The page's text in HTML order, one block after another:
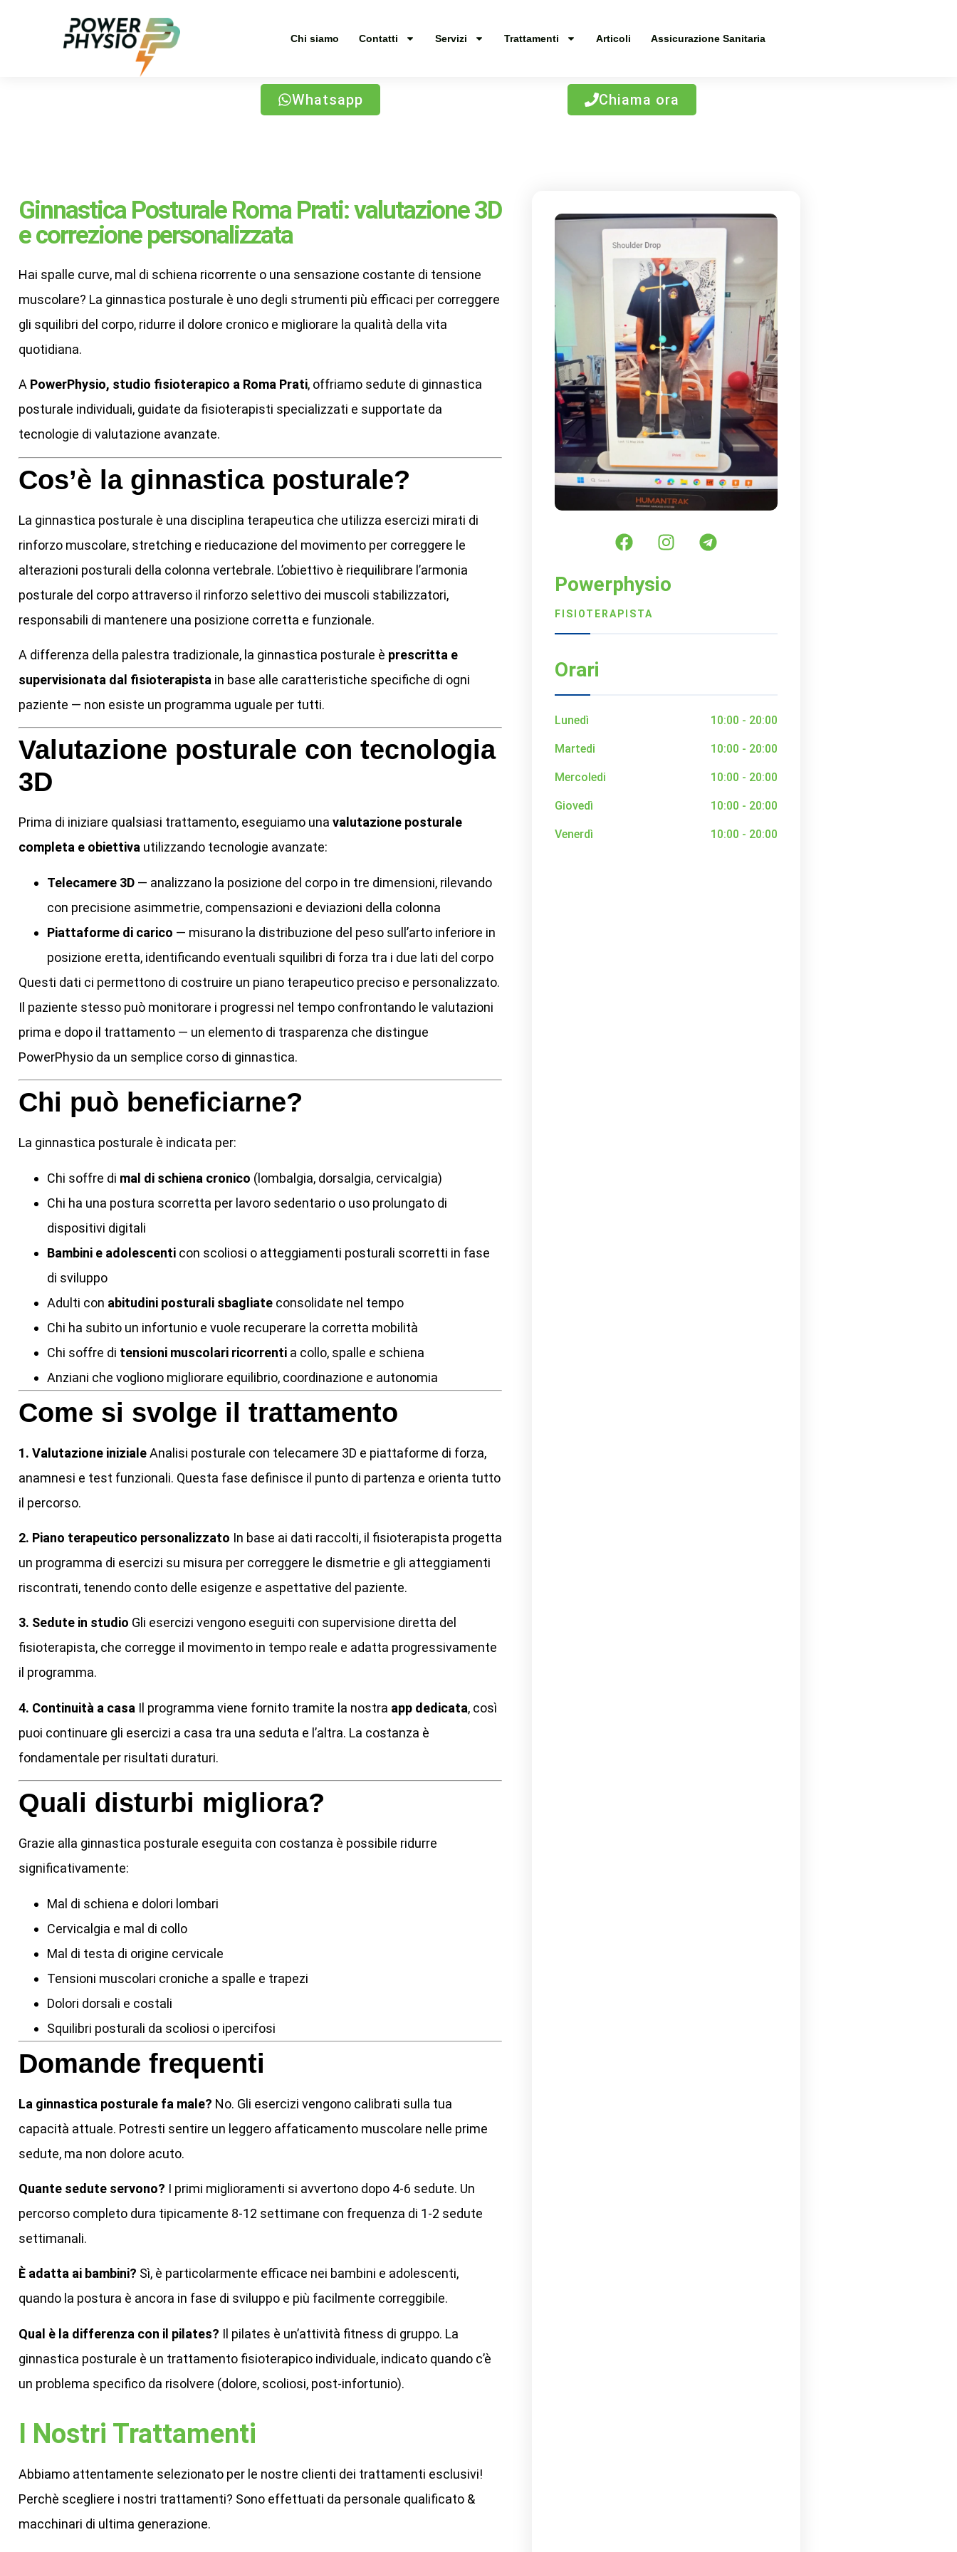
Chi siamo Contatti Servizi Trattamenti Articoli Assicurazione Sanitaria
Chiama ora
Whatsapp
Ginnastica Posturale Roma Prati: valutazione 3D
e correzione personalizzata
Hai spalle curve, mal di schiena ricorrente o una sensazione costante di tensione
muscolare? La ginnastica posturale è uno degli strumenti più efficaci per correggere
gli squilibri del corpo, ridurre il dolore cronico e migliorare la qualità della vita
quotidiana.
A PowerPhysio, studio fisioterapico a Roma Prati, offriamo sedute di ginnastica
posturale individuali, guidate da fisioterapisti specializzati e supportate da
tecnologie di valutazione avanzate.
Cos’è la ginnastica posturale?
La ginnastica posturale è una disciplina terapeutica che utilizza esercizi mirati di
rinforzo muscolare, stretching e rieducazione del movimento per correggere le
alterazioni posturali della colonna vertebrale. L’obiettivo è riequilibrare l’armonia
posturale del corpo attraverso il rinforzo selettivo dei muscoli stabilizzatori,
responsabili di mantenere una posizione corretta e funzionale.
A differenza della palestra tradizionale, la ginnastica posturale è prescritta e
supervisionata dal fisioterapista in base alle caratteristiche specifiche di ogni
paziente — non esiste un programma uguale per tutti.
Valutazione posturale con tecnologia
3D
Prima di iniziare qualsiasi trattamento, eseguiamo una valutazione posturale
completa e obiettiva utilizzando tecnologie avanzate:
Telecamere 3D — analizzano la posizione del corpo in tre dimensioni, rilevando
con precisione asimmetrie, compensazioni e deviazioni della colonna
Piattaforme di carico — misurano la distribuzione del peso sull’arto inferiore in
posizione eretta, identificando eventuali squilibri di forza tra i due lati del corpo
Questi dati ci permettono di costruire un piano terapeutico preciso e personalizzato.
Il paziente stesso può monitorare i progressi nel tempo confrontando le valutazioni
prima e dopo il trattamento — un elemento di trasparenza che distingue
PowerPhysio da un semplice corso di ginnastica.
Chi può beneficiarne?
La ginnastica posturale è indicata per:
Chi soffre di mal di schiena cronico (lombalgia, dorsalgia, cervicalgia)
Chi ha una postura scorretta per lavoro sedentario o uso prolungato di
dispositivi digitali
Bambini e adolescenti con scoliosi o atteggiamenti posturali scorretti in fase
di sviluppo
Adulti con abitudini posturali sbagliate consolidate nel tempo
Chi ha subito un infortunio e vuole recuperare la corretta mobilità
Chi soffre di tensioni muscolari ricorrenti a collo, spalle e schiena
Anziani che vogliono migliorare equilibrio, coordinazione e autonomia
Come si svolge il trattamento
1. Valutazione inizialeAnalisi posturale con telecamere 3D e piattaforme di forza,
anamnesi e test funzionali. Questa fase definisce il punto di partenza e orienta tutto
il percorso.
2. Piano terapeutico personalizzato In base ai dati raccolti, il fisioterapista progetta
un programma di esercizi su misura per correggere le dismetrie e gli atteggiamenti
riscontrati, tenendo conto delle esigenze e aspettative del paziente.
3. Sedute in studio Gli esercizi vengono eseguiti con supervisione diretta del
fisioterapista, che corregge il movimento in tempo reale e adatta progressivamente
il programma.
4. Continuità a casa Il programma viene fornito tramite la nostra app dedicata, così
puoi continuare gli esercizi a casa tra una seduta e l’altra. La costanza è
fondamentale per risultati duraturi.
Quali disturbi migliora?
Grazie alla ginnastica posturale eseguita con costanza è possibile ridurre
significativamente:
Mal di schiena e dolori lombari
Cervicalgia e mal di collo
Mal di testa di origine cervicale
Tensioni muscolari croniche a spalle e trapezi
Dolori dorsali e costali
Squilibri posturali da scoliosi o ipercifosi
Domande frequenti
La ginnastica posturale fa male? No. Gli esercizi vengono calibrati sulla tua
capacità attuale. Potresti sentire un leggero affaticamento muscolare nelle prime
sedute, ma non dolore acuto.
Quante sedute servono? I primi miglioramenti si avvertono dopo 4-6 sedute. Un
percorso completo dura tipicamente 8-12 settimane con frequenza di 1-2 sedute
settimanali.
È adatta ai bambini? Sì, è particolarmente efficace nei bambini e adolescenti,
quando la postura è ancora in fase di sviluppo e più facilmente correggibile.
Qual è la differenza con il pilates? Il pilates è un’attività fitness di gruppo. La
ginnastica posturale è un trattamento fisioterapico individuale, indicato quando c’è
un problema specifico da risolvere (dolore, scoliosi, post-infortunio).
I Nostri Trattamenti ​
Abbiamo attentamente selezionato per le nostre clienti dei trattamenti esclusivi!
Perchè scegliere i nostri trattamenti? Sono effettuati da personale qualificato &
macchinari di ultima generazione.
Powerphysio
FISIOTERAPISTA
Orari
Lunedì 10:00 - 20:00
Martedi 10:00 - 20:00
Mercoledi 10:00 - 20:00
Giovedì 10:00 - 20:00
Venerdì 10:00 - 20:00